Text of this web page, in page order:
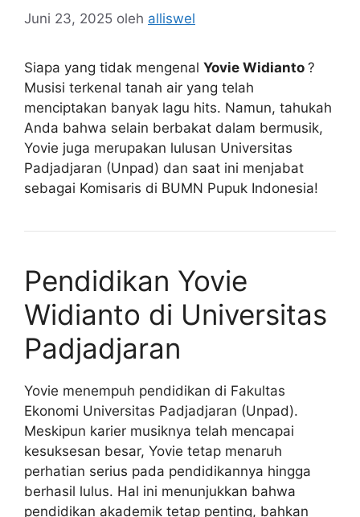
Juni 23, 2025 oleh alliswel
Siapa yang tidak mengenal Yovie Widianto ?
Musisi terkenal tanah air yang telah
menciptakan banyak lagu hits. Namun, tahukah
Anda bahwa selain berbakat dalam bermusik,
Yovie juga merupakan lulusan Universitas
Padjadjaran (Unpad) dan saat ini menjabat
sebagai Komisaris di BUMN Pupuk Indonesia!
Pendidikan Yovie
Widianto di Universitas
Padjadjaran
Yovie menempuh pendidikan di Fakultas
Ekonomi Universitas Padjadjaran (Unpad).
Meskipun karier musiknya telah mencapai
kesuksesan besar, Yovie tetap menaruh
perhatian serius pada pendidikannya hingga
berhasil lulus. Hal ini menunjukkan bahwa
pendidikan akademik tetap penting, bahkan